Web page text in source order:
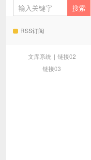
RSS订阅
文库系统 | 链接02
链接03